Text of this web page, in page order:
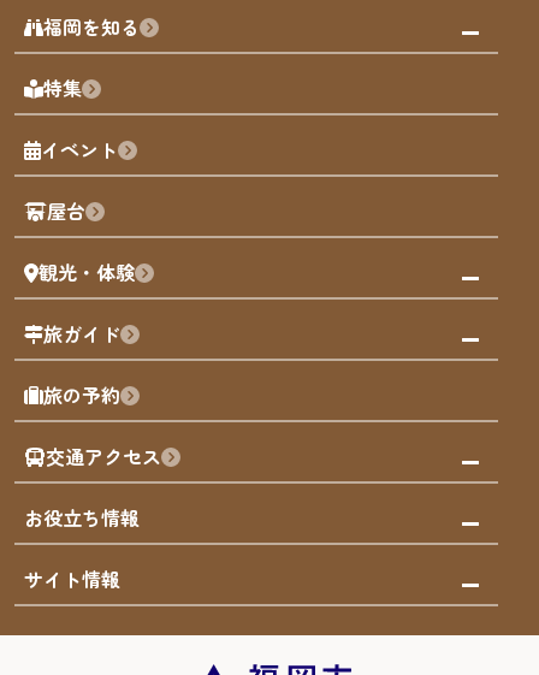
みんなの旅行記
天神エリア
博多旧市街
福岡城
歴史・文化
福岡を知る
福岡の見どころ
福岡の魅力
観光カレンダー
観光PR動画
まち歩き
福岡グルメ
福岡を楽しむ
福岡のアート
福岡のナイトタイム
福岡の歴史・文化
サステナブルツーリズム
福岡検定
よかなび音声ガイド
特集
イベント
屋台
観光・体験
観る・遊ぶ
屋台
買う
体験
泊まる
旅ガイド
モデルコース
AIおまかせコース
オリジナルプラン
みんなの旅行記
旅の予約
交通アクセス
市内交通ガイド
お得なチケット
お役立ち情報
お知らせ
災害情報
サイト情報
まち歩き・体験プログラム掲載申込